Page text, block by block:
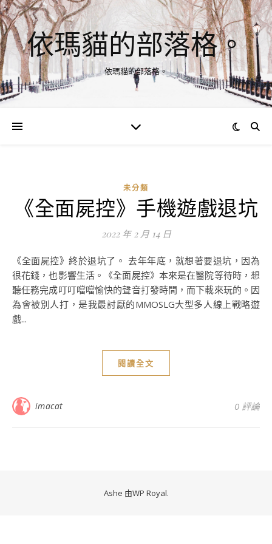
依瑪貓的部落格。
依瑪貓的部落格。
未分類
《全面屍控》手機遊戲退坑
2022 年 2 月 14 日
《全面屍控》終於退坑了。 去年年底，就想著要退坑，因為
很花錢，也影響生活。《全面屍控》本來是在醫院等待時，想
聽任務完成叮叮噹噹愉快的聲音打發時間，而下載來玩的。因
為會被別人打，是我最討厭的MMOSLG大型多人線上戰略遊
戲...
閱讀全文
imacat 0 評論
Ashe 由WP Royal.